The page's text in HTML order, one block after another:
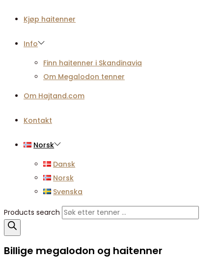
Kjøp haitenner
Info
Finn haitenner i Skandinavia
Om Megalodon tenner
Om Hajtand.com
Kontakt
Norsk
Dansk
Norsk
Svenska
Products search
Billige megalodon og haitenner